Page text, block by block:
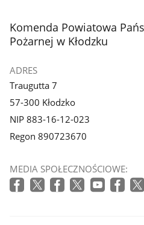
stopka
Komenda Powiatowa
Pożarnej w Kłodzku
ADRES
Traugutta 7
57-300 Kłodzko
NIP 883-16-12-023
Regon 890723670
MEDIA SPOŁECZNOŚCIOWE: